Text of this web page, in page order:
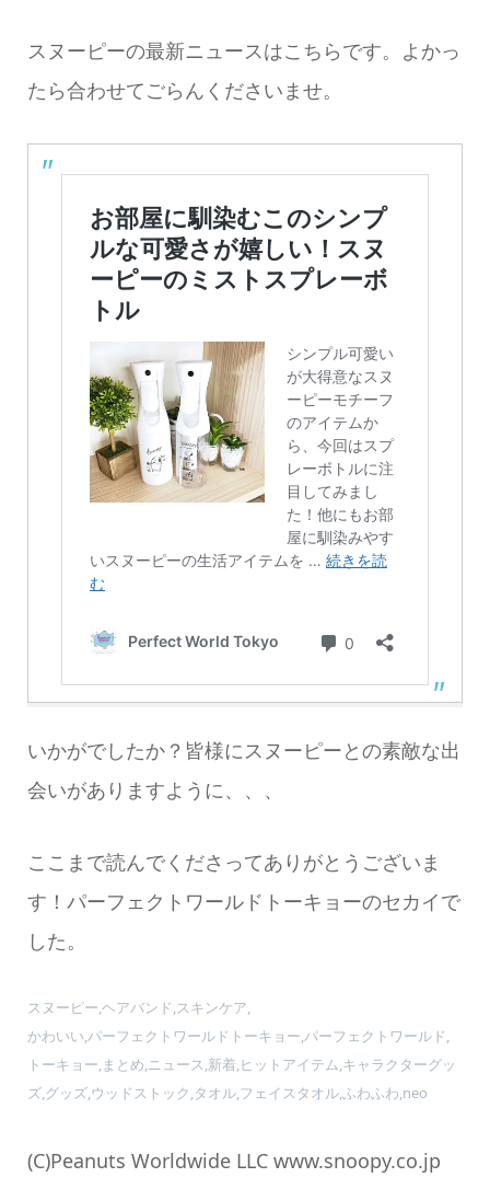
スヌーピーの最新ニュースはこちらです。よかっ
たら合わせてごらんくださいませ。
いかがでしたか？皆様にスヌーピーとの素敵な出
会いがありますように、、、
ここまで読んでくださってありがとうございま
す！パーフェクトワールドトーキョーのセカイで
した。
スヌーピー,ヘアバンド,スキンケア,
かわいい,パーフェクトワールドトーキョー,パーフェクトワールド,
トーキョー,まとめ,ニュース,新着,ヒットアイテム,キャラクターグッ
ズ,グッズ,ウッドストック,タオル,フェイスタオル,ふわふわ,neo
(C)Peanuts Worldwide LLC www.snoopy.co.jp